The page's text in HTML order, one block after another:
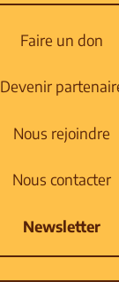
Faire un don
Devenir
Nous rejoindre
Nous contacter
Newsletter